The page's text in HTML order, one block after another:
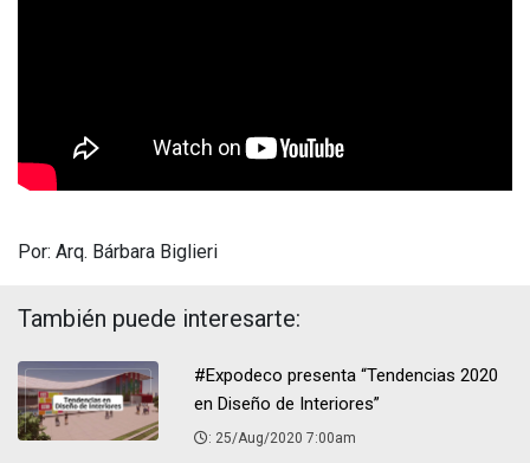
Por: Arq. Bárbara Biglieri
También puede interesarte:
#Expodeco presenta “Tendencias 2020
en Diseño de Interiores”
: 25/Aug/2020 7:00am